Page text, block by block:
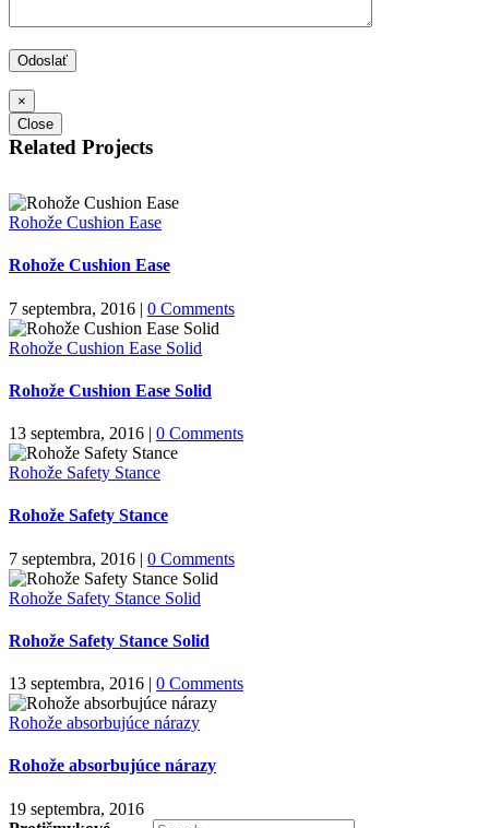
×
Close
Related Projects
Rohože Cushion Ease
Rohože Cushion Ease
7 septembra, 2016 | 0 Comments
Rohože Cushion Ease Solid
Rohože Cushion Ease Solid
13 septembra, 2016 | 0 Comments
Rohože Safety Stance
Rohože Safety Stance
7 septembra, 2016 | 0 Comments
Rohože Safety Stance Solid
Rohože Safety Stance Solid
13 septembra, 2016 | 0 Comments
Rohože absorbujúce nárazy
Rohože absorbujúce nárazy
19 septembra, 2016